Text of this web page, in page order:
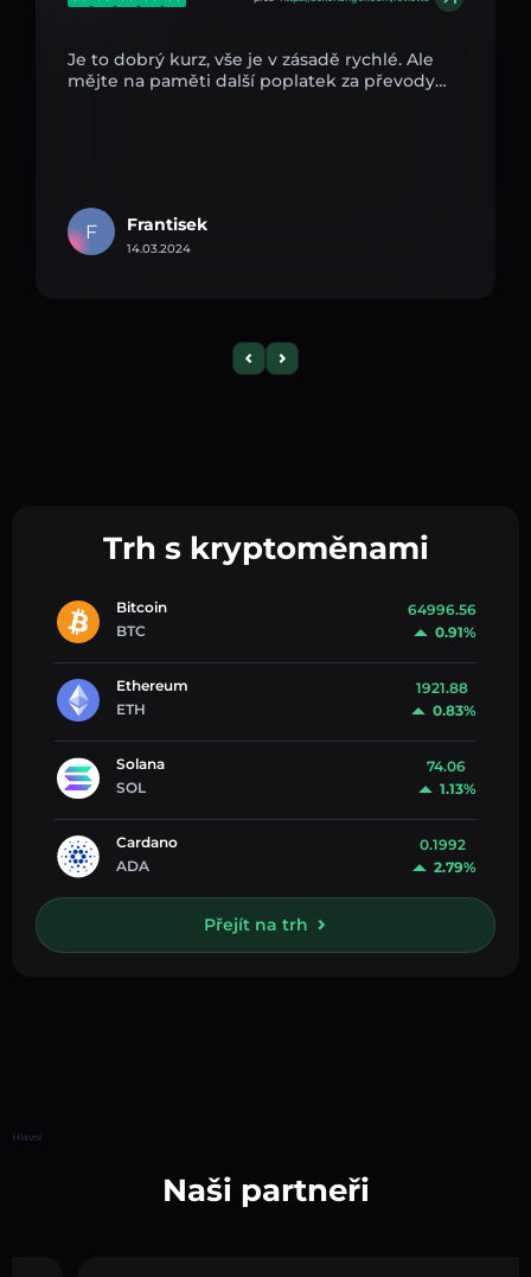
Je to dobrý kurz, vše je v zásadě rychlé. Ale
mějte na paměti další poplatek za převody…
F Frantisek
14.03.2024
Trh s kryptoměnami
Bitcoin
BTC
64996.56
0.91%
Ethereum
ETH
1921.88
0.83%
Solana
SOL
74.06
1.13%
Cardano
ADA
0.1992
2.79%
Přejít na trh
Hlavní
Naši partneři